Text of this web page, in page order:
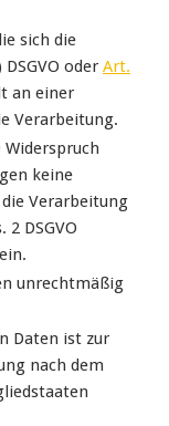
sich die
oder Art.
an einer
Verarbeitung.
Widerspruch
keine
Verarbeitung
2 DSGVO
unrechtmäßig
Daten ist zur
nach dem